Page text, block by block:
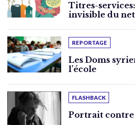
Titres-
invisible du
REPORTAGE
Les Doms
l’école
FLASHBACK
Portrait contre